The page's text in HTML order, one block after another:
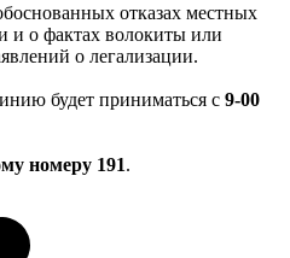
отказах местных
и о фактах волокиты или
о легализации.
будет приниматься с 9-00
номеру 191.